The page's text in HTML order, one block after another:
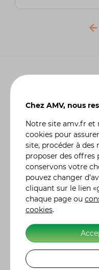
Leader de l'
en ligne des
particuliers :
assurance moto de
gamme complète de
classiques aux plus
jetski ou quad,
pouvez moduler
garanties
des risques liés à
devis à la
moto, auto ou
conseillers sont
renseigner et vous
Chez AMV, nous
Notre site amv.fr et
cookies pour
site, procéder à des
proposer des offres
conservons votre
pouvez changer
cliquant sur le lien
chaque page ou
cookies.